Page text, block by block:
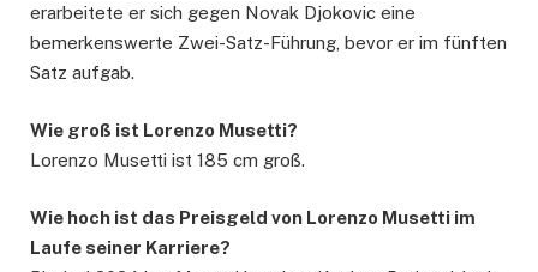
erarbeitete er sich gegen Novak Djokovic eine
bemerkenswerte Zwei-Satz-Führung, bevor er im fünften
Satz aufgab.
Wie groß ist Lorenzo Musetti?
Lorenzo Musetti ist 185 cm groß.
Wie hoch ist das Preisgeld von Lorenzo Musetti im
Laufe seiner Karriere?